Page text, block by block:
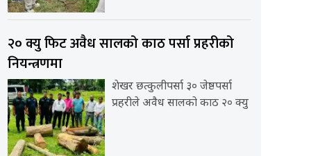
२० क्यु फिट अवैध सालको काठ पर्सा प्रहरीको
नियन्त्रणमा
शेखर छत्कुलीपर्सा ३० जेष्ठपर्सा
प्रहरीले अवैध सालको काठ २० क्यु